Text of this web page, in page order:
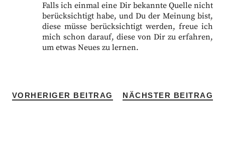
Falls ich einmal eine Dir bekannte Quelle nicht
berücksichtigt habe, und Du der Meinung bist,
diese müsse berücksichtigt werden, freue ich
mich schon darauf, diese von Dir zu erfahren,
um etwas Neues zu lernen.
VORHERIGER BEITRAG NÄCHSTER BEITRAG